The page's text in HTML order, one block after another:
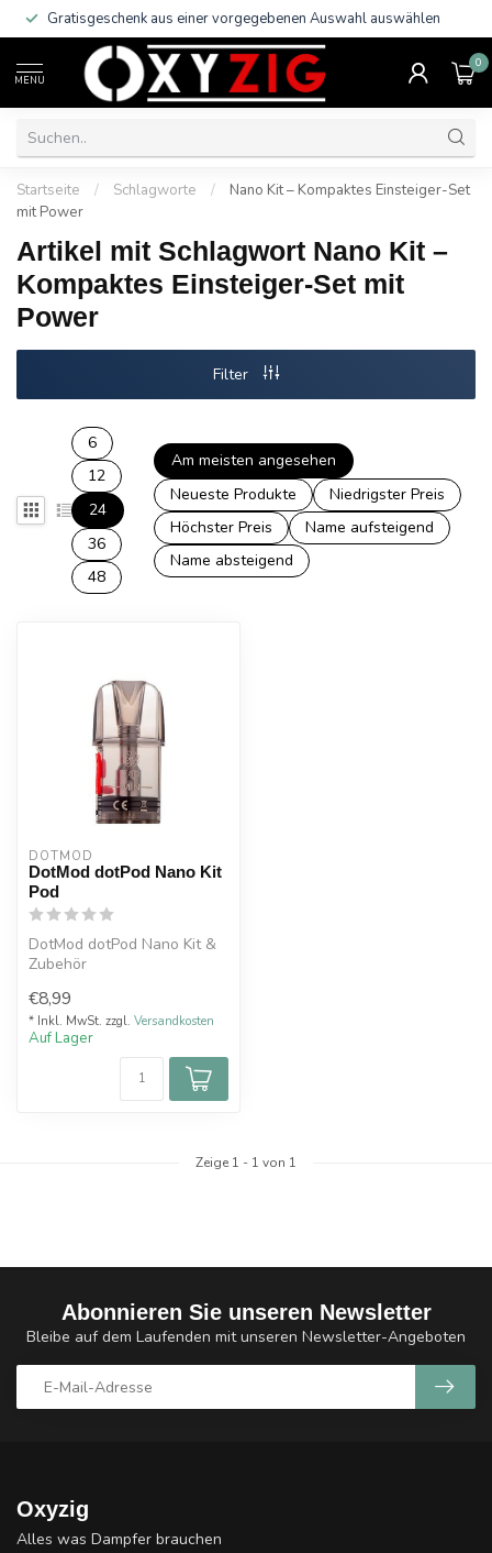
Gratisgeschenk aus einer vorgegebenen Auswahl auswählen
MENU
0
Startseite / Schlagworte /
Nano Kit – Kompaktes Einsteiger-Set
mit Power
Artikel mit Schlagwort Nano Kit –
Kompaktes Einsteiger-Set mit
Power
Filter
6
12
24
36
48
Am meisten angesehen
Neueste Produkte
Niedrigster Preis
Höchster Preis
Name aufsteigend
Name absteigend
DOTMOD
DotMod dotPod Nano Kit
Pod
DotMod dotPod Nano Kit &
Zubehör
€8,99
* Inkl. MwSt. zzgl. Versandkosten
Auf Lager
Zeige 1 - 1 von 1
Abonnieren Sie unseren Newsletter
Bleibe auf dem Laufenden mit unseren Newsletter-Angeboten
Oxyzig
Alles was Dampfer brauchen